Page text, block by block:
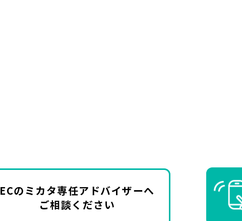
ECのミカタ専任アドバイザーへ
ご相談ください